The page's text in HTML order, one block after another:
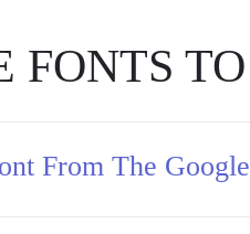
FONTS
From The